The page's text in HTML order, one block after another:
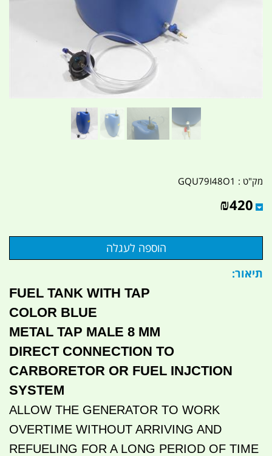
מק"ט : GQU79I48O1
₪420
תיאור:
FUEL TANK WITH TAP
COLOR BLUE
DIRECT CONNECTION TO
CARBORETOR OR FUEL INJCTION
SYSTEM
ALLOW THE GENERATOR TO WORK
OVERTIME WITHOUT ARRIVING AND
REFUELING FOR A LONG PERIOD OF TIME